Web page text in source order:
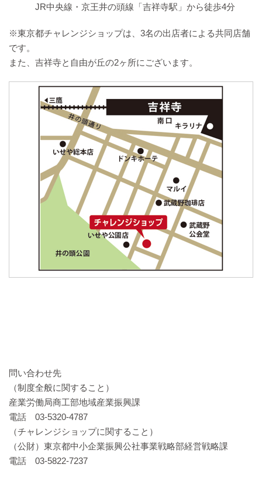
JR中央線・京王井の頭線「吉祥寺駅」から徒歩4分
※東京都チャレンジショップは、3名の出店者による共同店舗
です。
また、吉祥寺と自由が丘の2ヶ所にございます。
問い合わせ先
（制度全般に関すること）
産業労働局商工部地域産業振興課
電話 03-5320-4787
（チャレンジショップに関すること）
（公財）東京都中小企業振興公社事業戦略部経営戦略課
電話 03-5822-7237